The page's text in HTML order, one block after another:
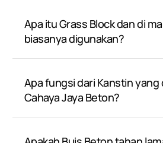
Apa itu Grass Block dan di
biasanya digunakan?
Apa fungsi dari Kanstin yang
Cahaya Jaya Beton?